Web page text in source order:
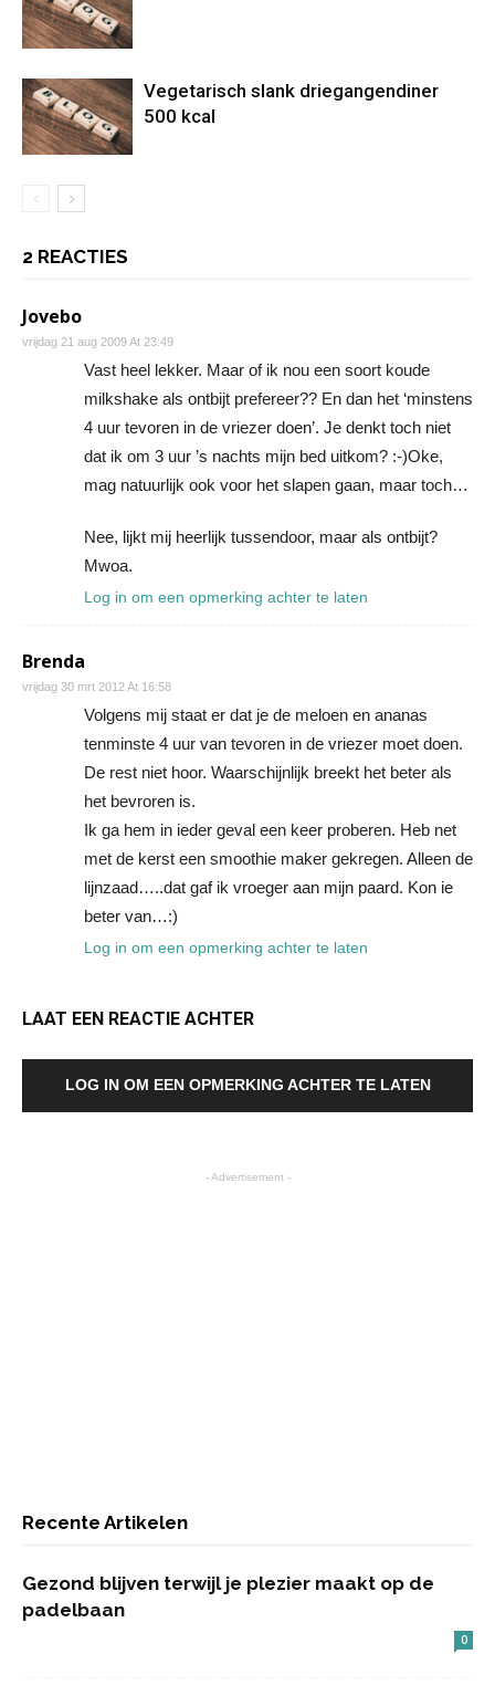
Vegetarisch slank driegangendiner
500 kcal
2 REACTIES
Jovebo
vrijdag 21 aug 2009 At 23:49
Vast heel lekker. Maar of ik nou een soort koude
milkshake als ontbijt prefereer?? En dan het ‘minstens
4 uur tevoren in de vriezer doen’. Je denkt toch niet
dat ik om 3 uur ’s nachts mijn bed uitkom? :-)Oke,
mag natuurlijk ook voor het slapen gaan, maar toch…
Nee, lijkt mij heerlijk tussendoor, maar als ontbijt?
Mwoa.
Log in om een opmerking achter te laten
Brenda
vrijdag 30 mrt 2012 At 16:58
Volgens mij staat er dat je de meloen en ananas
tenminste 4 uur van tevoren in de vriezer moet doen.
De rest niet hoor. Waarschijnlijk breekt het beter als
het bevroren is.
Ik ga hem in ieder geval een keer proberen. Heb net
met de kerst een smoothie maker gekregen. Alleen de
lijnzaad…..dat gaf ik vroeger aan mijn paard. Kon ie
beter van…:)
Log in om een opmerking achter te laten
LAAT EEN REACTIE ACHTER
LOG IN OM EEN OPMERKING ACHTER TE LATEN
- Advertisement -
Recente Artikelen
Gezond blijven terwijl je plezier maakt op de
padelbaan
0